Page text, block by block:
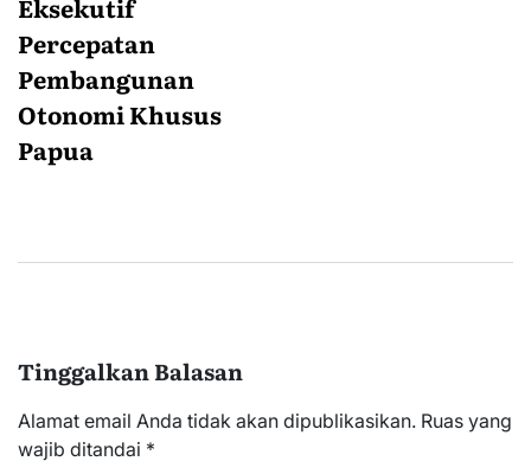
Eksekutif
Percepatan
Pembangunan
Otonomi Khusus
Papua
Tinggalkan Balasan
Alamat email Anda tidak akan dipublikasikan. Ruas yang
wajib ditandai *